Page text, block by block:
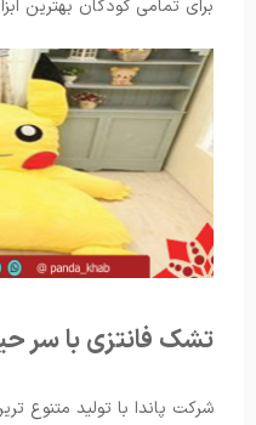
برای تمامی کودکان بهترین
تشک فانتزی با سر
شرکت پاندا با تولید متنوع